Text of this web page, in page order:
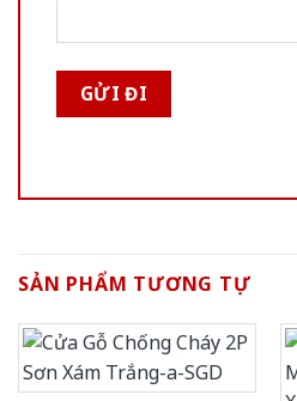
SẢN PHẨM TƯƠNG TỰ